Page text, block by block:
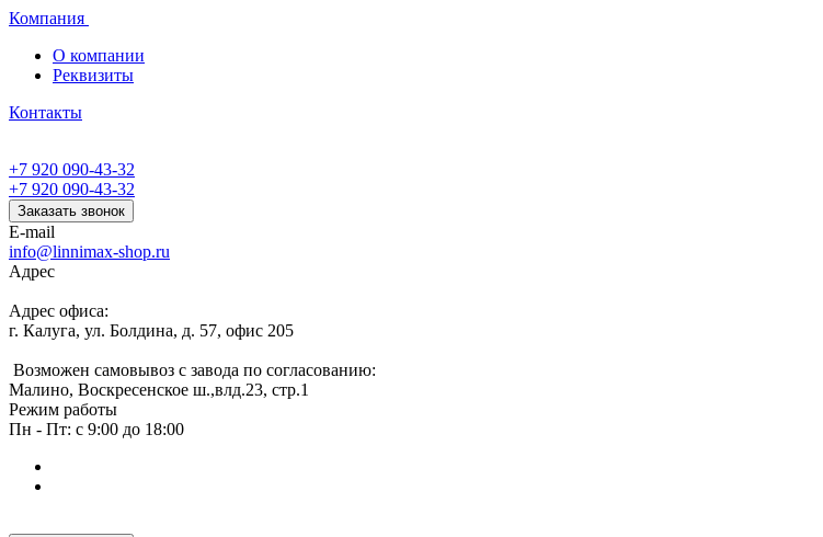
Компания
О компании
Реквизиты
Контакты
+7 920 090-43-32
+7 920 090-43-32
Заказать звонок
E-mail
info@linnimax-shop.ru
Адрес
Адрес офиса:
г. Калуга, ул. Болдина, д. 57, офис 205
Возможен самовывоз с завода по согласованию:
Малино, Воскресенское ш.,влд.23, стр.1
Режим работы
Пн - Пт: с 9:00 до 18:00